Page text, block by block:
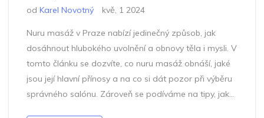
od Karel Novotný kvě, 1 2024
Nuru masáž v Praze nabízí jedinečný způsob, jak
dosáhnout hlubokého uvolnění a obnovy těla i mysli. V
tomto článku se dozvíte, co nuru masáž obnáší, jaké
jsou její hlavní přínosy a na co si dát pozor při výběru
správného salónu. Zároveň se podíváme na tipy, jak